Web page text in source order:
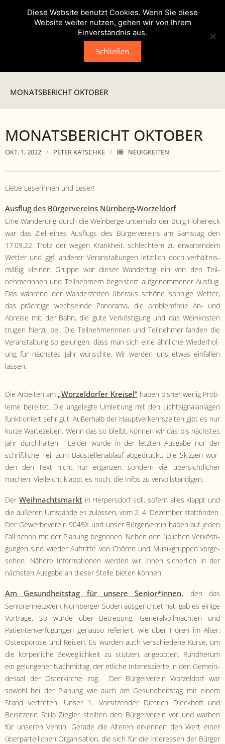
Veranstaltungen
Verein
- Satzung
- Mitglied werden
- Flyer
- Kontakt
MONATSBERICHT OKTOBER
MONATSBERICHT OKTOBER
OKT. 1, 2022 PETER KATSCHKE NEUIGKEITEN
Liebe Leserin­nen und Leser!
Aus­flug des Bürg­ervere­ins Nürn­berg-Worzel­dorf
Eine Wan­derung durch die Wein­berge unter­halb der Burg Hohe­neck
war das Ziel eines Aus­flugs des Bürg­ervere­ins am Sam­stag den
17.09.22. Trotz der wegen Krankheit, schlechtem zu erwarten­dem
Wet­ter und ggf. ander­er Ver­anstal­tun­gen let­ztlich doch ver­hält­nis­
mäßig kleinen Gruppe war dieser Wan­dertag ein von den Teil­
nehmerin­nen und Teil­nehmern begeis­tert aufgenommen­er Aus­flug.
Das während der Wan­derzeit­en über­aus schöne son­nige Wet­ter,
das prächtige wech­sel­nde Panora­ma, die prob­lem­freie An- und
Abreise mit der Bahn, die gute Verkös­ti­gung und das Weinkosten
tru­gen hierzu bei. Die Teil­nehmerin­nen und Teil­nehmer fan­den die
Ver­anstal­tung so gelun­gen, dass man sich eine ähn­liche Wieder­hol­
ung für näch­stes Jahr wün­schte. Wir wer­den uns etwas ein­fall­en
lassen.
Die Arbeit­en am „Worzel­dor­fer Kreisel“haben bish­er wenig Prob­
leme bere­it­et. Die angelegte Umleitung mit den Lichtsig­nalan­la­gen
funk­tion­iert sehr gut. Außer­halb der Hauptverkehrszeit­en gibt es nur
kurze Wartezeit­en. Wenn das so bleibt, kön­nen wir das bis näch­stes
Jahr durch­hal­ten. Lei­der wurde in der let­zten Aus­gabe nur der
schriftliche Teil zum Baustel­len­ablauf abge­druckt. Die Skizzen wür­
den den Text nicht nur ergänzen, son­dern viel über­sichtlich­er
machen. Vielle­icht klappt es noch, die Infos zu vervollständigen.
Der Wei­h­nachts­marktin Her­pers­dorf soll, sofern alles klappt und
die äußeren Umstände es zulassen, vom 2. 4. Dezem­ber stat­tfind­en.
Der Gewer­bev­ere­in 9045X und unser Bürg­ervere­in haben auf jeden
Fall schon mit der Pla­nung begonnen. Neben den üblichen Verkös­ti­
gun­gen sind wieder Auftritte von Chören und Musik­grup­pen vorge­
se­hen. Nähere Infor­ma­tio­nen wer­den wir Ihnen sicher­lich in der
näch­sten Aus­gabe an dieser Stelle bieten können.
Am Gesund­heit­stag für unsere Senior*innen, den das
Senioren­net­zw­erk Nürn­berg­er Süden aus­gerichtet hat, gab es einige
Vorträge. So wurde über Betreu­ung, Gen­er­alvoll­macht­en und
Patien­ten­ver­fü­gun­gen genau­so referiert, wie über Hören im Alter,
Osteo­porose und Reisen. Es wur­den auch ver­schiedene Kurse, um
die kör­per­liche Beweglichkeit zu stützen, ange­boten. Rund­herum
ein gelun­gener Nach­mit­tag, der etliche Inter­essierte in den Gemein­
de­saal der Osterkirche zog. Der Bürg­ervere­in Worzel­dorf war
sowohl bei der Pla­nung wie auch am Gesund­heit­stag mit einem
Stand vertreten. Unser 1. Vor­sitzen­der Diet­rich Dieck­hoff und
Beisitzerin Stil­la Ziegler stell­ten den Bürg­ervere­in vor und war­ben
für unseren Vere­in. Ger­ade die Älteren erken­nen den Wert ein­er
über­parteilichen Organ­i­sa­tion, die sich für die Inter­essen der Bürg­er
Diese Website benutzt Cookies. Wenn Sie diese
Website weiter nutzen, gehen wir von Ihrem
Einverständnis aus.
Schließen